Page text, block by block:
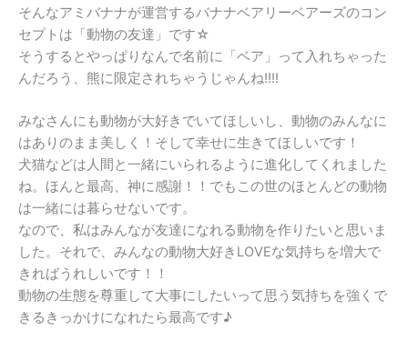
そんなアミバナナが運営するバナナベアリーベアーズのコン
セプトは「動物の友達」です☆
そうするとやっぱりなんで名前に「ベア」って入れちゃった
んだろう、熊に限定されちゃうじゃんね!!!!
みなさんにも動物が大好きでいてほしいし、動物のみんなに
はありのまま美しく！そして幸せに生きてほしいです！
犬猫などは人間と一緒にいられるように進化してくれました
ね。ほんと最高、神に感謝！！でもこの世のほとんどの動物
は一緒には暮らせないです。
なので、私はみんなが友達になれる動物を作りたいと思いま
した。それで、みんなの動物大好きLOVEな気持ちを増大で
きればうれしいです！！
動物の生態を尊重して大事にしたいって思う気持ちを強くで
きるきっかけになれたら最高です♪